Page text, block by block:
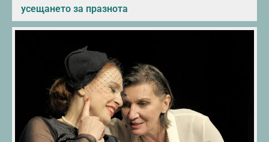
усещането за празнота